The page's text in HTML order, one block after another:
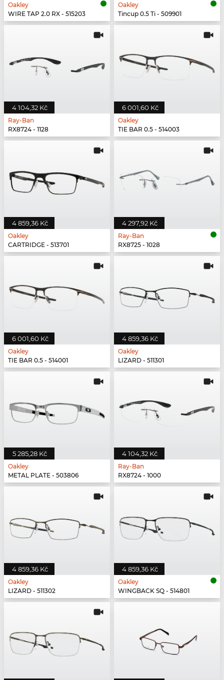
Oakley
WIRE TAP 2.0 RX - 515203
Oakley
Tincup 0.5 Ti - 509901
4 104,32 Kč
Ray-Ban
RX8724 - 1128
6 001,60 Kč
Oakley
TIE BAR 0.5 - 514003
4 859,36 Kč
Oakley
CARTRIDGE - 513701
4 297,92 Kč
Ray-Ban
RX8725 - 1028
6 001,60 Kč
Oakley
TIE BAR 0.5 - 514001
4 859,36 Kč
Oakley
LIZARD - 511301
5 285,28 Kč
Oakley
METAL PLATE - 503806
4 104,32 Kč
Ray-Ban
RX8724 - 1000
4 859,36 Kč
Oakley
LIZARD - 511302
4 859,36 Kč
Oakley
WINGBACK SQ - 514801